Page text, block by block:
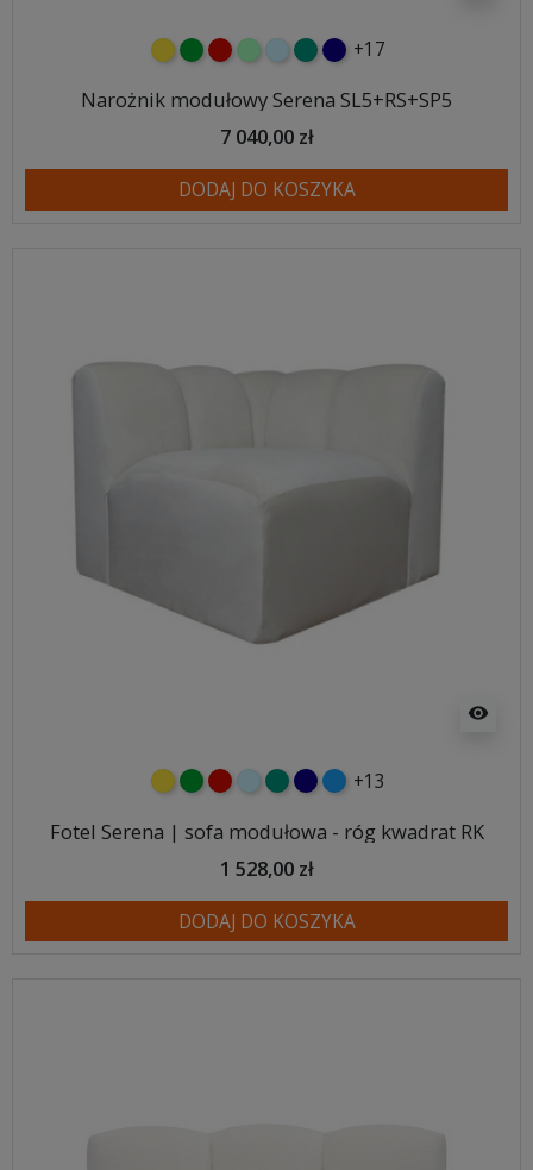
żółtyzielonyczerwony
miętowybłękitnyturkusowy
granatowy
+17
Narożnik modułowy Serena SL5+RS+SP5
7 040,00 zł
DODAJ DO KOSZYKA
visibility
żółtyzielonyczerwony
błękitnyturkusowy
granatowy
niebieski
+13
Fotel Serena | sofa modułowa - róg kwadrat RK
1 528,00 zł
DODAJ DO KOSZYKA